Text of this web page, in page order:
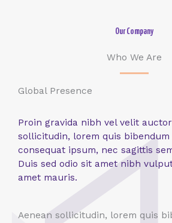
Our Company
Who We Are
Global Presence
Proin gravida nibh vel velit
sollicitudin, lorem quis
consequat ipsum, nec sagittis
Duis sed odio sit amet nibh
amet mauris.
Aenean sollicitudin, lorem quis